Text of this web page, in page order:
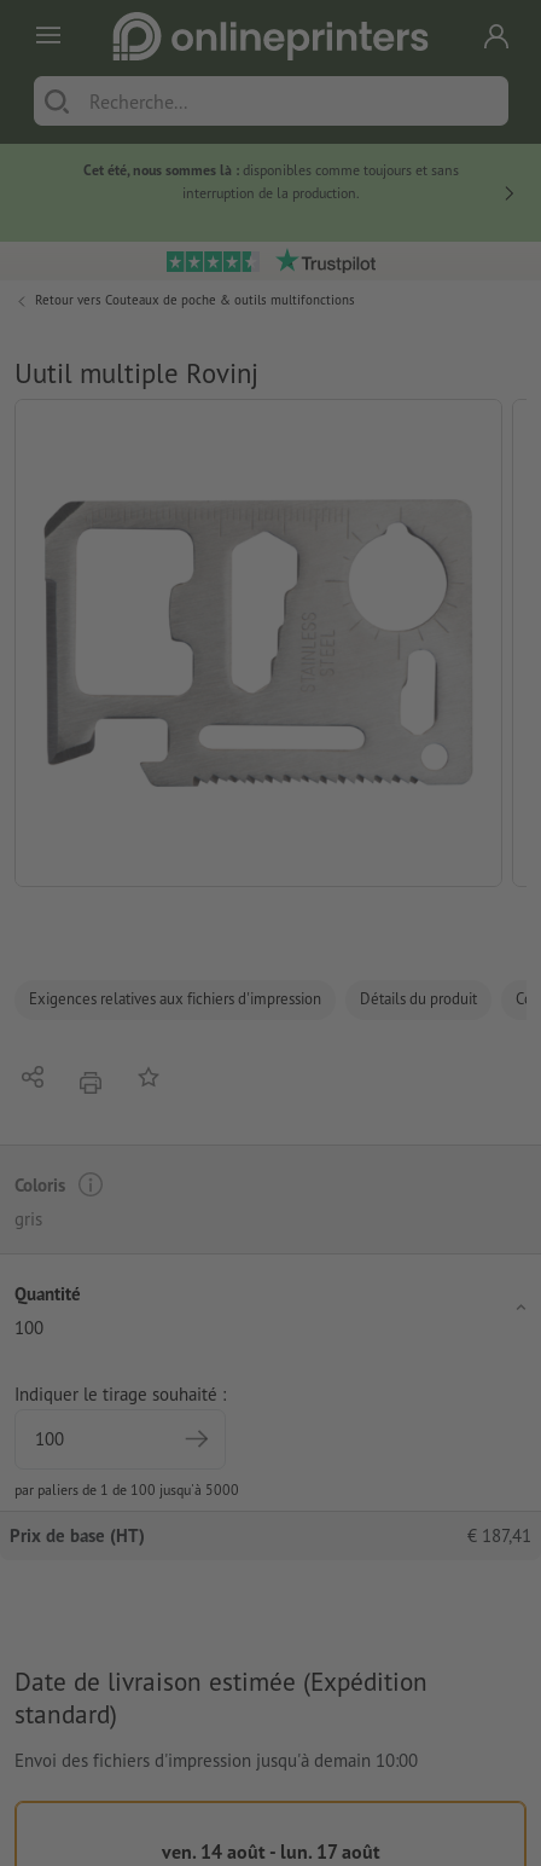
Cet été, nous sommes là :disponibles comme toujours et sans
interruption de la production.
Retour vers Couteaux de poche & outils multifonctions
Uutil multiple Rovinj
Exigences relatives aux fichiers d'impression Détails du produit
PartagerimprimerAjouter à liste d'article
Coloris
gris
Quantité
100
Indiquer le tirage souhaité :
par paliers de 1 de 100 jusqu'à 5000
Prix de base (HT) € 187,41
Date de livraison estimée (Expédition
standard)
Envoi des fichiers d'impression jusqu'à demain 10:00
ven. 14 août - lun. 17 août